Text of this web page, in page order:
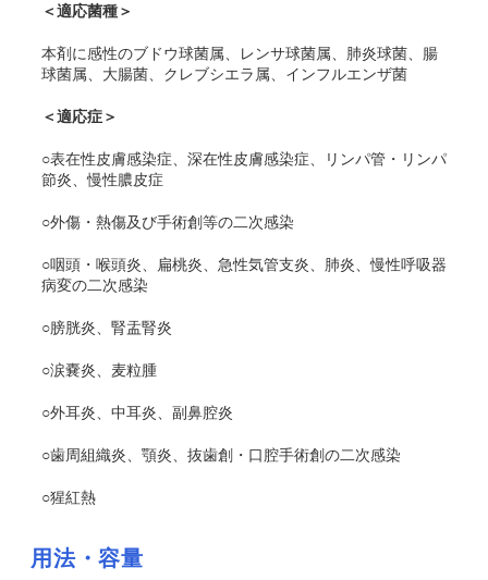
＜適応菌種＞
本剤に感性のブドウ球菌属、レンサ球菌属、肺炎球菌、腸
球菌属、大腸菌、クレブシエラ属、インフルエンザ菌
＜適応症＞
○表在性皮膚感染症、深在性皮膚感染症、リンパ管・リンパ
節炎、慢性膿皮症
○外傷・熱傷及び手術創等の二次感染
○咽頭・喉頭炎、扁桃炎、急性気管支炎、肺炎、慢性呼吸器
病変の二次感染
○膀胱炎、腎盂腎炎
○涙嚢炎、麦粒腫
○外耳炎、中耳炎、副鼻腔炎
○歯周組織炎、顎炎、抜歯創・口腔手術創の二次感染
○猩紅熱
用法・容量